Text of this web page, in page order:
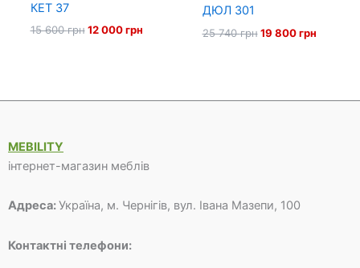
КЕТ 37
15 600грн Оригінальна
12 000грнПоточна
ДЮЛ 301
25 740грн Оригінальна
19 800грн
MEBILITY
інтернет-магазин меблів
Адреса:Україна, м. Чернігів, вул. Івана Мазепи, 100
Контактні телефони: